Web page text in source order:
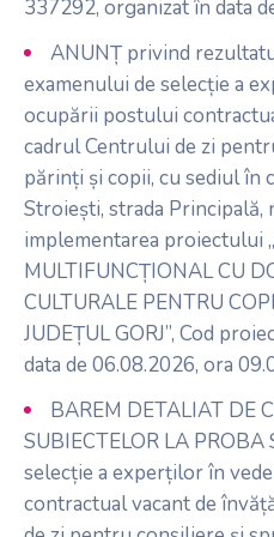
337292, organizat în data
ANUNȚ privind
examenului de selecție a
ocupării postului
cadrul Centrului de zi
părinți și copii, cu sediul în
Stroiești, strada
implementarea proiectului
MULTIFUNCȚIONAL CU
CULTURALE PENTRU
JUDEȚUL GORJ”, Cod
data de 06.08.2026, ora
BAREM DETALIAT DE
SUBIECTELOR LA PROBA
selecție a experților în
contractual vacant de